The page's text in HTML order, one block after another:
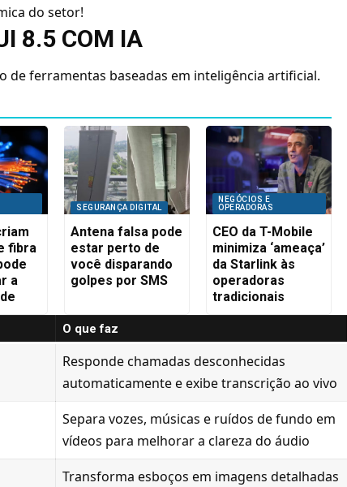
do setor!
8.5 COM IA
de ferramentas baseadas em inteligência artificial.
fibra
a
SEGURANÇA DIGITAL
Antena falsa pode
estar perto de
você disparando
golpes por SMS
NEGÓCIOS E
OPERADORAS
CEO da T-Mobile
minimiza ‘ameaça’
da Starlink às
operadoras
tradicionais
O que faz
Responde chamadas desconhecidas
automaticamente e exibe transcrição ao vivo
Separa vozes, músicas e ruídos de fundo em
vídeos para melhorar a clareza do áudio
Transforma esboços em imagens detalhadas